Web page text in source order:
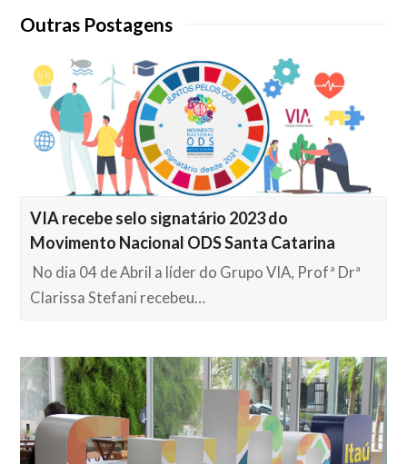
Outras Postagens
VIA recebe selo signatário 2023 do
Movimento Nacional ODS Santa Catarina
No dia 04 de Abril a líder do Grupo VIA, Profª Drª
Clarissa Stefani recebeu…